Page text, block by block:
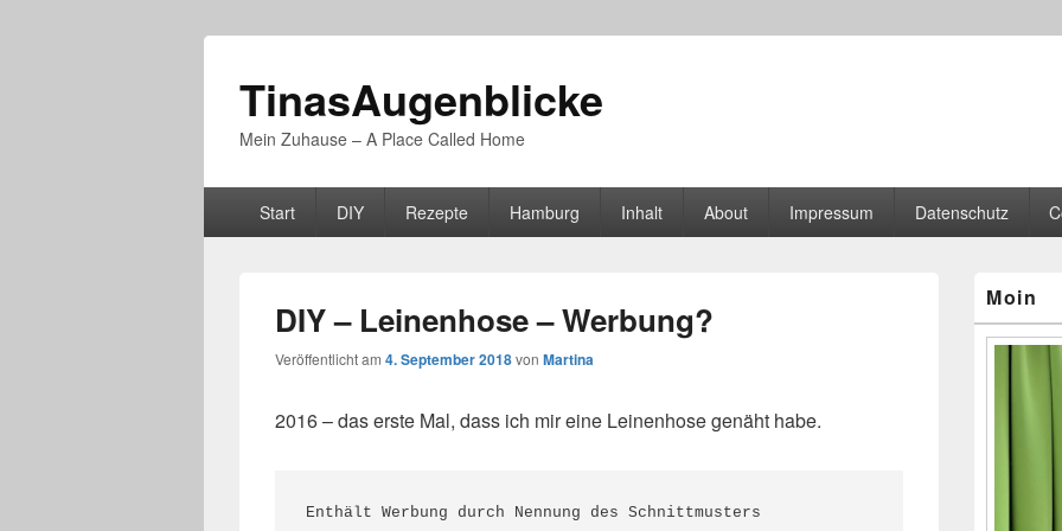
TinasAugenblicke
Mein Zuhause – A Place Called Home
PrimäresStart DIY Rezepte Hamburg Inhalt About Impressum Datenschutz
DIY – Leinenhose – Werbung?
Veröffentlicht am 4. September 2018von Martina
2016 – das erste Mal, dass ich mir eine Leinenhose genäht habe.
Enthält Werbung durch Nennung des Schnittmusters
Seitenleisten-
Moin